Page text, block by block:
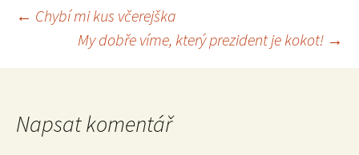
Navigace
pro
příspěvek
← Chybí mi kus včerejška
My dobře víme, který prezident je kokot! →
Napsat komentář